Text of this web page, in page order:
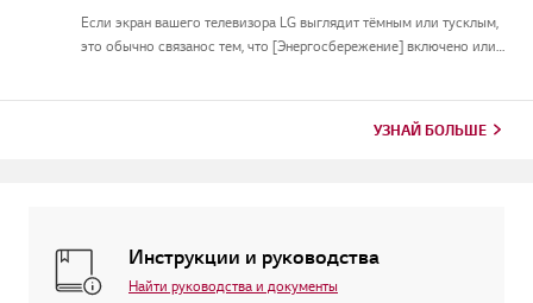
Если экран вашего телевизора LG выглядит тёмным или тусклым,
это обычно связанос тем, что [Энергосбережение] включено или
УЗНАЙ БОЛЬШЕ
Инструкции и руководства
Найти руководства и документы